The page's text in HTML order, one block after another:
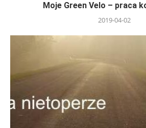
Moje Green Velo – praca
2019-04-02